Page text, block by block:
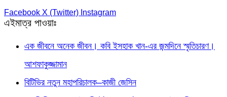
Facebook X (Twitter) Instagram
এইমাত্র পাওয়াঃ
এক জীবনে অনেক জীবন। কবি ইসহাক খান-এর জন্মদিনে স্মৃতিচারণ।
আশফাকুজ্জামান
বিটিভির নতুন মহাপরিচালক–কাজী জেসিন